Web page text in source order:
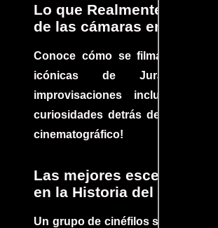
Lo que Realmente
de las cámaras en
Conoce cómo se filmaron
icónicas de Jurassic
improvisaciones incluidas.
curiosidades detrás del rodaje
cinematográfico!
Las mejores escenas de
en la Historia del cine
Un grupo de cinéfilos se juntaron